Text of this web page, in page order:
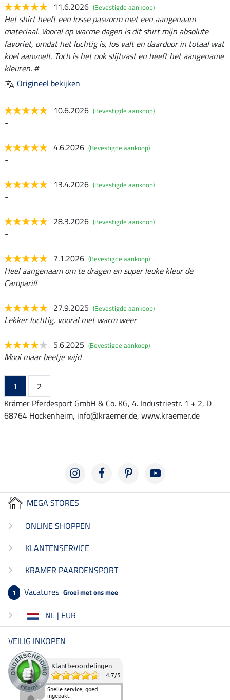
11.6.2026 (Bevestigde aankoop)
Het shirt heeft een losse pasvorm met een aangenaam
materiaal. Vooral op warme dagen is dit shirt mijn absolute
favoriet, omdat het luchtig is, los valt en daardoor in totaal wat
koel aanvoelt. Toch is het ook slijtvast en heeft het aangename
kleuren. #
Origineel bekijken
10.6.2026 (Bevestigde aankoop)
-
4.6.2026 (Bevestigde aankoop)
-
13.4.2026 (Bevestigde aankoop)
-
28.3.2026 (Bevestigde aankoop)
-
7.1.2026 (Bevestigde aankoop)
Heel aangenaam om te dragen en super leuke kleur de
Campari!!
27.9.2025 (Bevestigde aankoop)
Lekker luchtig, vooral met warm weer
5.6.2025 (Bevestigde aankoop)
Mooi maar beetje wijd
1
2
Krämer Pferdesport GmbH & Co. KG, 4. Industriestr. 1 + 2, D
68764 Hockenheim, info@kraemer.de, www.kraemer.de
MEGA STORES
ONLINE SHOPPEN
KLANTENSERVICE
KRAMER PAARDENSPORT
1 Vacatures Groei met ons mee
NL | EUR
VEILIG INKOPEN
Klantbeoordelingen
4.7/5
Snelle service, goed
ingepakt.